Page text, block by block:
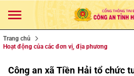
Trang chủ
Hoạt động của các đơn vị, địa phương
Công an xã Tiền Hải tổ chức